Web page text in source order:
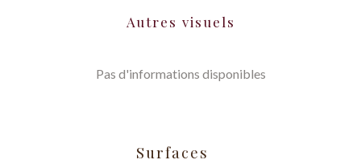
Autres visuels
Pas d'informations disponibles
Surfaces